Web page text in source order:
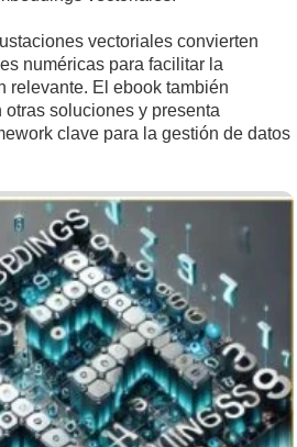
vectoriales convierten
numéricas para facilitar la
relevante. El ebook también
soluciones y presenta
clave para la gestión de datos